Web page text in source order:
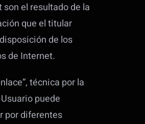
son el resultado de la
que el titular
de los
de Internet.
técnica por la
puede
por diferentes